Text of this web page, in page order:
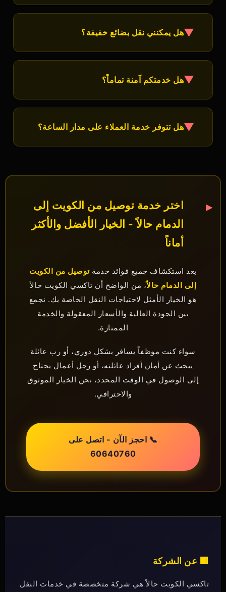
نستخدم سيارات حديثة ومريحة مع تكييف ممتاز ومقاعد
والسلامة.
▼هل يمكنني نقل بضائع خفيفة؟
نعم، نوفر نقل البضائع الخفيفة مثل الحقائب والصناديق
الصغيرة. للبضائع الثقيلة أو الكبيرة، يرجى التواصل معنا
60640760لمناقشة الخيارات. ▼هل خدمتكم آمنة تماماً؟
أمانك هو أولويتنا الأولى! نستخدم أحدث وسائل الأمان،
شامل على جميع الرحلات.
▼هل تتوفر خدمة العملاء على مدار الساعة؟
اختر خدمة توصيل من الكويت إلى
الدمام حالاً - الخيار الأفضل والأكثر
أماناً
بعد استكشاف جميع فوائد خدمةتوصيل من الكويت
إلى الدمام حالاً، من الواضح أن تاكسي الكويت حالاً
هو الخيار الأمثل لاحتياجات النقل الخاصة بك. نجمع
بين الجودة العالية والأسعار المعقولة والخدمة
الممتازة.
سواء كنت موظفاً يسافر بشكل دوري، أو رب عائلة
يبحث عن أمان أفراد عائلته، أو رجل أعمال يحتاج
إلى الوصول في الوقت المحدد، نحن الخيار الموثوق
والاحترافي.
📞 احجز الآن - اتصل على
60640760
🏢 عن الشركة
تاكسي الكويت حالاً هي شركة متخصصة في خدمات النقل